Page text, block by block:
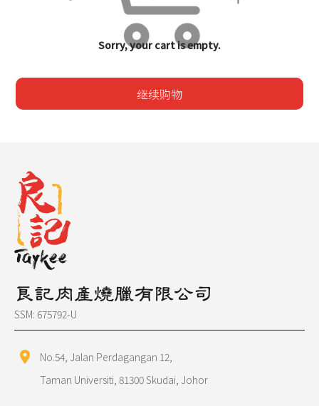
Sorry, your cart is empty.
继续购物
良記肉產燒臘有限公司
SSM: 675792-U
location_on
No.54, Jalan Perdagangan 12,
Taman Universiti, 81300 Skudai, Johor